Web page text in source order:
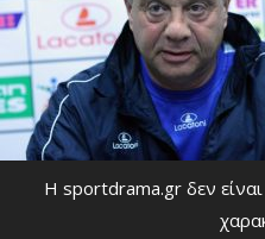
Η sportdrama.gr δεν είναι